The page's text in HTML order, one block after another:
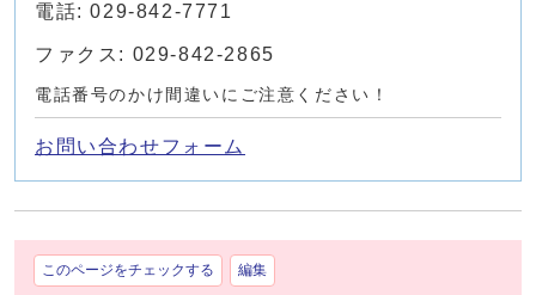
電話: 029-842-7771
ファクス: 029-842-2865
電話番号のかけ間違いにご注意ください！
お問い合わせフォーム
このページをチェックする 編集